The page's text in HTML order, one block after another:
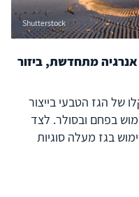
Shutterstock
מתחדשת, ביזור
של הגז הטבעי בייצור
בפחם ובסולר. לצד
בגז מעלה סוגיות
משום שהוא